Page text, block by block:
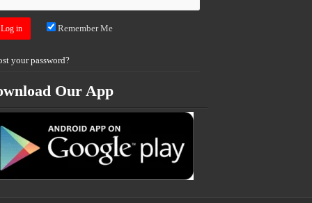
Remember Me
your password?
Our App